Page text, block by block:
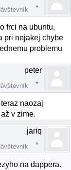
frci na ubuntu,
pri nejakej chybe
problemu
peter
naozaj
v zime.
jariq
na dappera.